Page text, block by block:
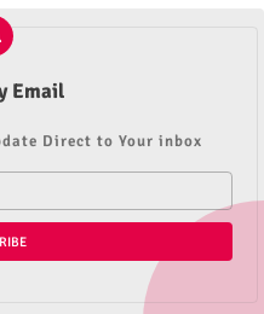
Email
Direct to Your inbox